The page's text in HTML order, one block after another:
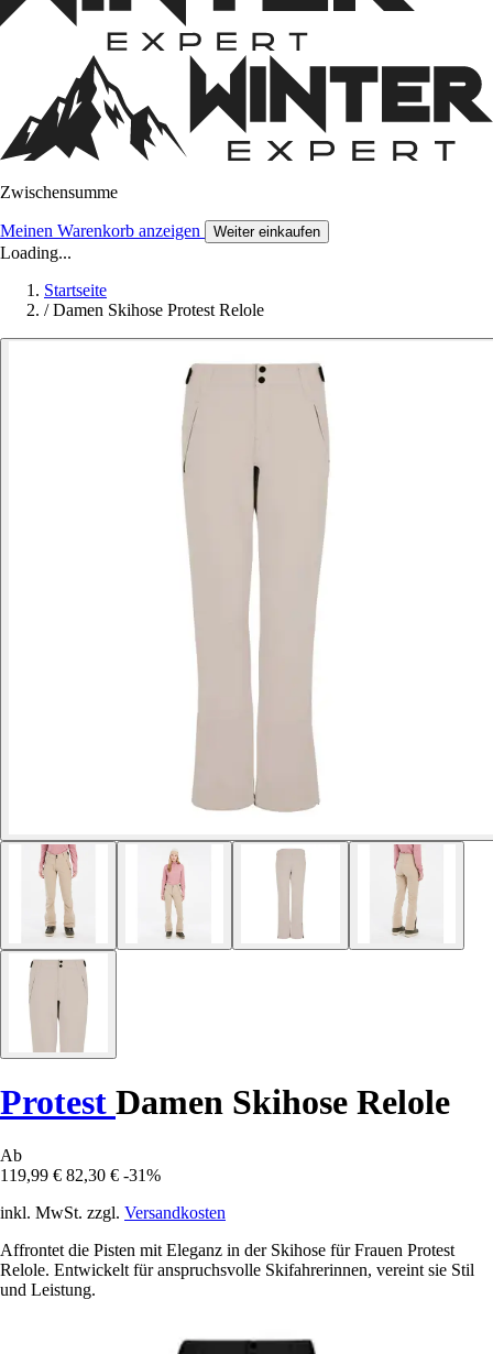
Zwischensumme
Meinen Warenkorb anzeigen Weiter einkaufen
Loading...
Startseite
/ Damen Skihose Protest Relole
Protest Damen Skihose Relole
Ab
119,99 € 82,30 € -31%
inkl. MwSt. zzgl. Versandkosten
Affrontet die Pisten mit Eleganz in der Skihose für Frauen Protest
Relole. Entwickelt für anspruchsvolle Skifahrerinnen, vereint sie Stil
und Leistung.